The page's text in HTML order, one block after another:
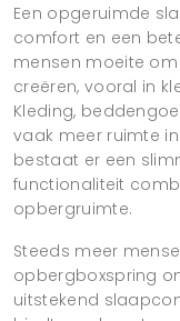
Een opgeruimde
comfort en een
mensen moeite
creëren, vooral in
Kleding,
vaak meer ruimte
bestaat er een
functionaliteit
opbergruimte.
Steeds meer
opbergboxspring
uitstekend